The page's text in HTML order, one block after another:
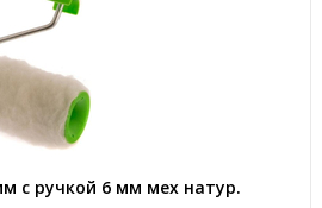
с ручкой 6 мм мех натур.